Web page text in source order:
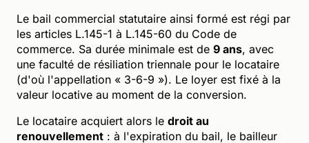
Le bail commercial statutaire ainsi formé est régi par
les articles L.145-1 à L.145-60 du Code de
commerce. Sa durée minimale est de 9 ans, avec
une faculté de résiliation triennale pour le locataire
(d'où l'appellation « 3-6-9 »). Le loyer est fixé à la
valeur locative au moment de la conversion.
Le locataire acquiert alors le droit au
renouvellement : à l'expiration du bail, le bailleur